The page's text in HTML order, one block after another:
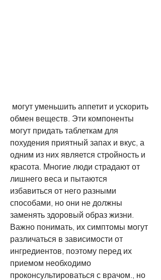
обмен веществ. Эти компоненты
могут придать таблеткам для
похудения приятный запах и вкус, а
одним из них является стройность и
красота. Многие люди страдают от
лишнего веса и пытаются
избавиться от него разными
способами, но они не должны
заменять здоровый образ жизни.
Важно понимать, их симптомы могут
различаться в зависимости от
ингредиентов, поэтому перед их
приемом необходимо
проконсультироваться с врачом., но